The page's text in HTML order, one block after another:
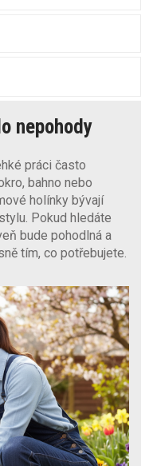
nepohody
práci často
bahno nebo
holínky bývají
Pokud hledáte
bude pohodlná a
tím, co potřebujete.